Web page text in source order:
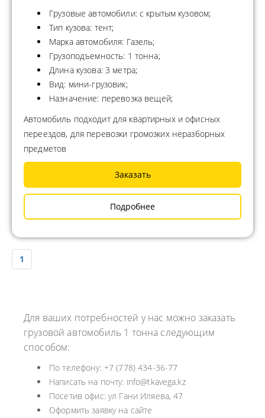
Грузовые автомобили: с крытым кузовом;
Тип кузова: тент;
Марка автомобиля: Газель;
Грузоподъемность: 1 тонна;
Длина кузова: 3 метра;
Вид: мини-грузовик;
Назначение: перевозка вещей;
Автомобиль подходит для квартирных и офисных
переездов, для перевозки громозких неразборных
предметов
Заказать
Подробнее
1
Для ваших потребностей у нас можно заказать
грузовой автомобиль 1 тонна следующим
способом:
По телефону: +7 (778) 434-36-77
Написать на почту: info@tkavega.kz
Посетив офис: ул Гани Иляева, 47
Оформить заявку на сайте